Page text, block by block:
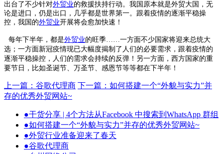
出台了不少针对外贸业的救援扶持行动。我国原本就是外贸大国，无
论是进口，仍是出口，几乎都是世界第一。跟着疫情的逐渐平稳操
控，我国的外贸业开展将会愈加快速！
每年下半年，都是外贸业的旺季……一方面不少国家将迎来总统大
选；一方面新冠疫情现已大幅度揭制了人们的必要需求，跟着疫情的
逐渐平稳操控，人们的需求会持续的反弹！另一方面，西方国家的重
要节日，比如圣诞节、万圣节、感恩节等等都在下半年！
上一篇：谷歌代理商
下一篇：如何搭建一个“外貌与实力”并
存的优秀外贸网站~
●干货分享 | 4个方法从Facebook 中搜索到WhatsApp 群组
●如何搭建一个“外貌与实力”并存的优秀外贸网站~
●外贸行业准备迎来了春天
●谷歌代理商